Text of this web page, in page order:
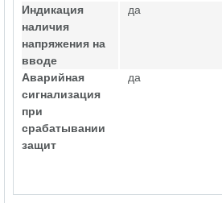
Индикация
наличия
напряжения на
вводе
да
Аварийная
сигнализация
при
срабатывании
защит
да